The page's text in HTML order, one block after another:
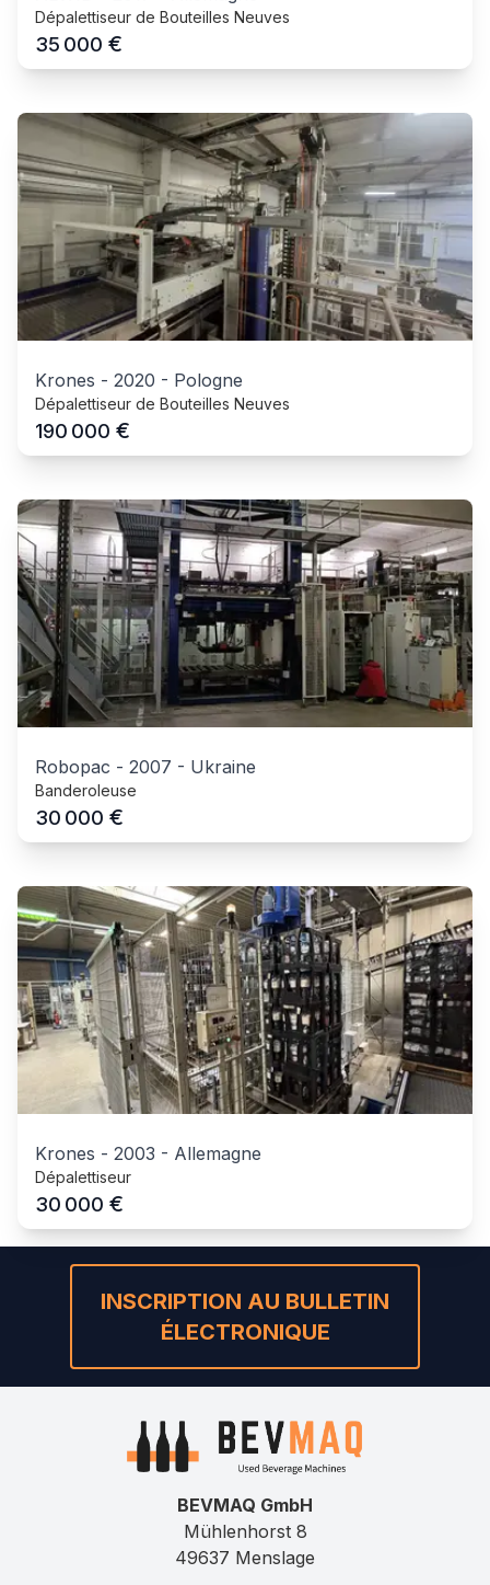
Dépalettiseur de Bouteilles Neuves
35 000 €
Krones - 2020 - Pologne
Dépalettiseur de Bouteilles Neuves
190 000 €
Robopac - 2007 - Ukraine
Banderoleuse
30 000 €
Krones - 2003 - Allemagne
Dépalettiseur
30 000 €
INSCRIPTION AU BULLETIN
ÉLECTRONIQUE
BEVMAQ GmbH
Mühlenhorst 8
49637 Menslage